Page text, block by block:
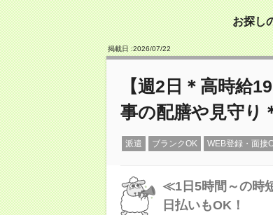
お探し
掲載日 :2026/07/22
【週2日＊高時給
事の配膳や見守り
派遣 ブランクOK WEB登録・面接
≪1日5時間～の時
日払いもOK！